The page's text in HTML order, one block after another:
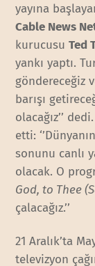
yayına
Cable News
kurucusuTed
yankı yaptı.
göndereceğiz
barışı
olacağız’’
etti:
sonunu canlı
olacak. O
God, to Thee
çalacağız.’’
21 Aralık’ta
televizyon